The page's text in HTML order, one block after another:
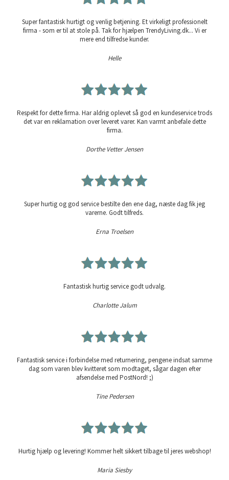
Super fantastisk hurtigt og venlig betjening. Et virkeligt professionelt
firma - som er til at stole på. Tak for hjælpen TrendyLiving.dk... Vi er
mere end tilfredse kunder.
Helle
Respekt for dette firma. Har aldrig oplevet så god en kundeservice trods
det var en reklamation over leveret varer. Kan varmt anbefale dette
firma.
Dorthe Vetter Jensen
Super hurtig og god service bestilte den ene dag, næste dag fik jeg
varerne. Godt tilfreds.
Erna Troelsen
Fantastisk hurtig service godt udvalg.
Charlotte Jalum
Fantastisk service i forbindelse med returnering, pengene indsat samme
dag som varen blev kvitteret som modtaget, sågar dagen efter
afsendelse med PostNord! ;)
Tine Pedersen
Hurtig hjælp og levering! Kommer helt sikkert tilbage til jeres webshop!
Maria Siesby